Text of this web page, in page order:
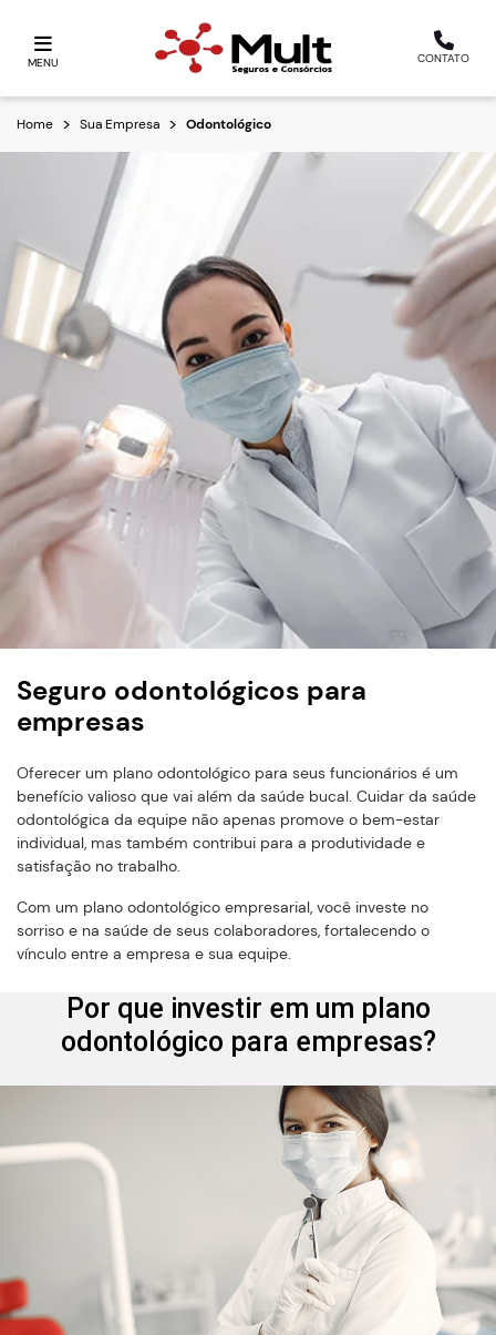
MENU CONTATO
Home Sua Empresa Odontológico
Seguro odontológicos para
empresas
Oferecer um plano odontológico para seus funcionários é um
benefício valioso que vai além da saúde bucal. Cuidar da saúde
odontológica da equipe não apenas promove o bem-estar
individual, mas também contribui para a produtividade e
satisfação no trabalho.
Com um plano odontológico empresarial, você investe no
sorriso e na saúde de seus colaboradores, fortalecendo o
vínculo entre a empresa e sua equipe.
Por que investir em um plano
odontológico para empresas?